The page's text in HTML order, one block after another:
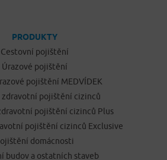
PRODUKTY
Cestovní pojištění
Úrazové pojištění
pojištění MEDVÍDEK
zdravotní pojištění cizinců
pojištění cizinců Plus
pojištění cizinců Exclusive
domácnosti
budov a ostatních staveb